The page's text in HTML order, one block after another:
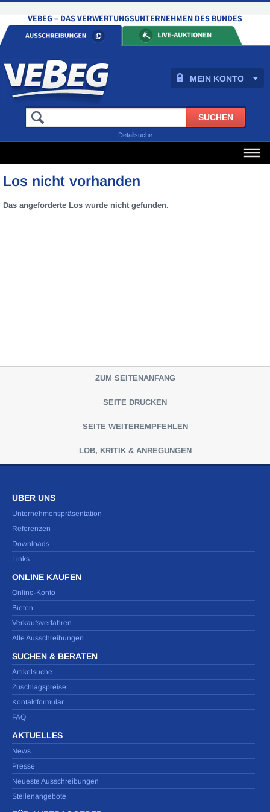
MEIN KONTO
Detailsuche
Los nicht vorhanden
Das angeforderte Los wurde nicht gefunden.
ZUM SEITENANFANG
SEITE DRUCKEN
SEITE WEITEREMPFEHLEN
LOB, KRITIK & ANREGUNGEN
ÜBER UNS
Unternehmenspräsentation
Referenzen
Downloads
Links
ONLINE KAUFEN
Online-Konto
Bieten
Verkaufsverfahren
Alle Ausschreibungen
SUCHEN & BERATEN
Artikelsuche
Zuschlagspreise
Kontaktformular
FAQ
AKTUELLES
News
Presse
Neueste Ausschreibungen
Stellenangebote